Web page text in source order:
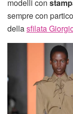
modelli con
sempre con
dellasfilata